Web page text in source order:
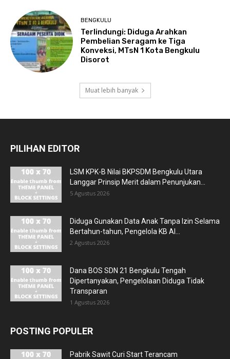
BENGKULU
Terlindungi: Diduga Arahkan
Pembelian Seragam ke Tiga
Konveksi, MTsN 1 Kota Bengkulu
Disorot
Muat lebih banyak
PILIHAN EDITOR
LSM KPK-B Nilai BKPSDM Bengkulu Utara
Langgar Prinsip Merit dalam Penunjukan...
5 Agustus 2026
Diduga Gunakan Data Anak Tanpa Izin Selama
Bertahun-tahun, Pengelola KB Al...
2 Agustus 2026
Dana BOS SDN 21 Bengkulu Tengah
Dipertanyakan, Pengelolaan Diduga Tidak
Transparan
1 Agustus 2026
POSTING POPULER
Pabrik Sawit Curi Start Terancam